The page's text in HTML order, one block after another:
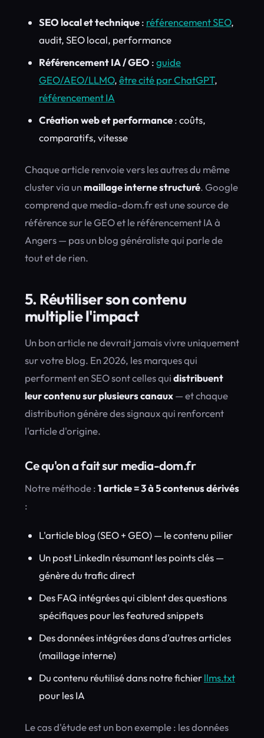
SEO local et technique: référencement SEO,
audit, SEO local, performance
Référencement IA / GEO :guide
GEO/AEO/LLMO,être cité par ChatGPT,
référencement IA
Création web et performance: coûts,
comparatifs, vitesse
Chaque article renvoie vers les autres du même
cluster via unmaillage interne structuré. Google
comprend que media-dom.fr est une source de
référence sur le GEO et le référencement IA à
Angers — pas un blog généraliste qui parle de
tout et de rien.
5. Réutiliser son contenu
multiplie l'impact
Un bon article ne devrait jamais vivre uniquement
sur votre blog. En 2026, les marques qui
performent en SEO sont celles quidistribuent
leur contenu sur plusieurs canaux— et chaque
distribution génère des signaux qui renforcent
l'article d'origine.
Ce qu'on a fait sur media-dom.fr
Notre méthode :1 article = 3 à 5 contenus dérivés
:
L'article blog (SEO + GEO) — le contenu pilier
Un post LinkedIn résumant les points clés —
génère du trafic direct
Des FAQ intégrées qui ciblent des questions
spécifiques pour les featured snippets
Des données intégrées dans d'autres articles
(maillage interne)
Du contenu réutilisé dans notre fichierllms.txt
pour les IA
Le cas d'étude est un bon exemple : les données